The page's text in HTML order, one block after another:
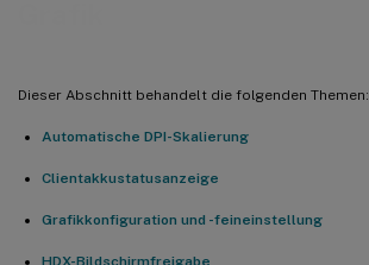
Dieser Abschnitt behandelt die folgenden Themen:
Automatische DPI-Skalierung
Clientakkustatusanzeige
Grafikkonfiguration und -feineinstellung
HDX-Bildschirmfreigabe